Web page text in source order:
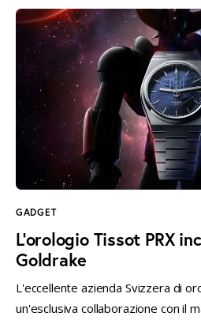
Intrattenimento
Web Log
instagramm
threads
x
GADGET
L’orologio Tissot PRX
Goldrake
L'eccellente azienda Svizzera di
un'esclusiva collaborazione con il